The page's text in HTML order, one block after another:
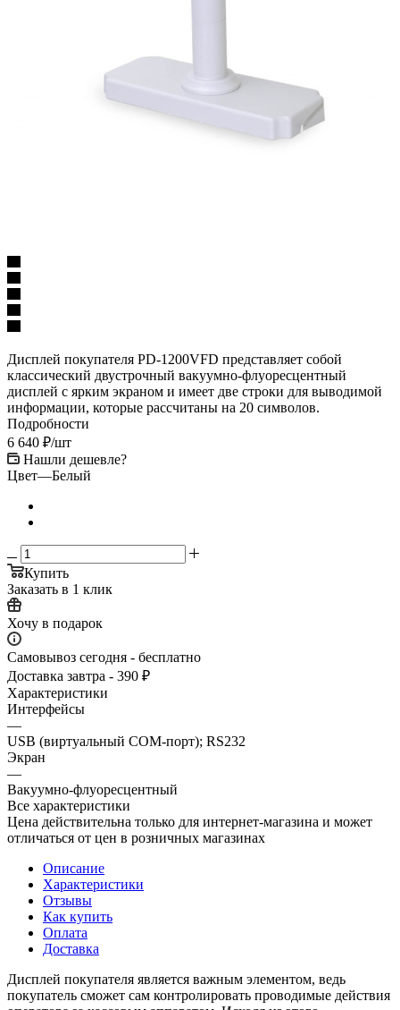
Дисплей покупателя PD-1200VFD представляет собой
классический двустрочный вакуумно-флуоресцентный
дисплей с ярким экраном и имеет две строки для выводимой
информации, которые рассчитаны на 20 символов.
Подробности
6 640 ₽/шт
Нашли дешевле?
Цвет—Белый
Купить
Заказать в 1 клик
Хочу в подарок
Самовывоз сегодня - бесплатно
Доставка завтра - 390 ₽
Характеристики
Интерфейсы
—
USB (виртуальный COM-порт); RS232
Экран
—
Вакуумно-флуоресцентный
Все характеристики
Цена действительна только для интернет-магазина и может
отличаться от цен в розничных магазинах
Описание
Характеристики
Отзывы
Как купить
Оплата
Доставка
Дисплей покупателя является важным элементом, ведь
покупатель сможет сам контролировать проводимые действия